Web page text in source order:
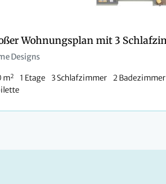
Designs
m2 1 Etage 3 Schlafzimmer
2 Badezimmer